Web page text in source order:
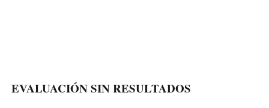
EVALUACIÓN SIN RESULTADOS